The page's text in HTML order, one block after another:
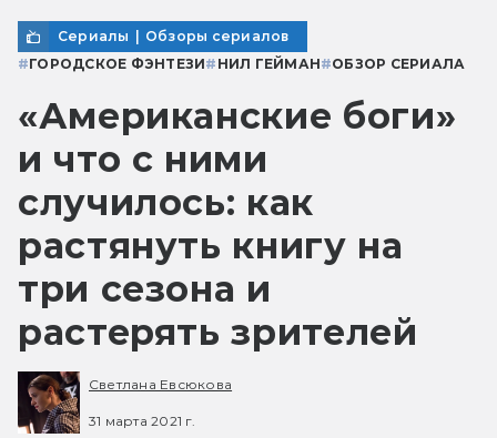
Сериалы | Обзоры сериалов
#ГОРОДСКОЕ ФЭНТЕЗИ# НИЛ ГЕЙМАН#ОБЗОР СЕРИАЛА
«Американские боги»
и что с ними
случилось: как
растянуть книгу на
три сезона и
растерять зрителей
Светлана Евсюкова
31 марта 2021 г.